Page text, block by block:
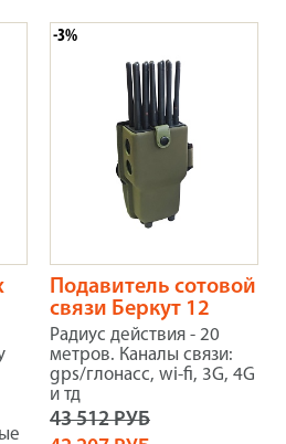
Подавитель сотовой
связи Беркут 12
Радиус действия - 20
метров. Каналы связи:
gps/глонасс, wi-fi, 3G, 4G
и тд
-3%
43 512 РУБ